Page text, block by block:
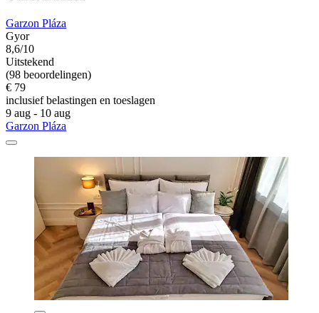
Garzon Pláza
Gyor
8,6/10
Uitstekend
(98 beoordelingen)
€ 79
inclusief belastingen en toeslagen
9 aug - 10 aug
Garzon Pláza